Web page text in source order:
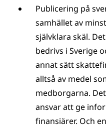
Publicering på
samhället av
självklara skäl.
bedrivs i Sverige
annat sätt
alltså av medel
medborgarna.
ansvar att ge
finansiärer. Och